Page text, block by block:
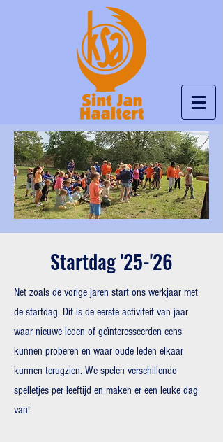
Startdag '25-'26
​Net zoals de vorige jaren start ons werkjaar met
de startdag. Dit is de eerste activiteit van jaar
waar nieuwe leden of geïnteresseerden eens
kunnen proberen en waar oude leden elkaar
kunnen terugzien. We spelen verschillende
spelletjes per leeftijd en maken er een leuke dag
van!